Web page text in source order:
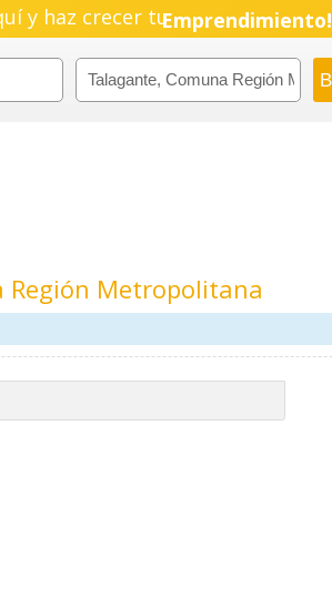
y haz crecer tuEmprendimiento!
Región Metropolitana